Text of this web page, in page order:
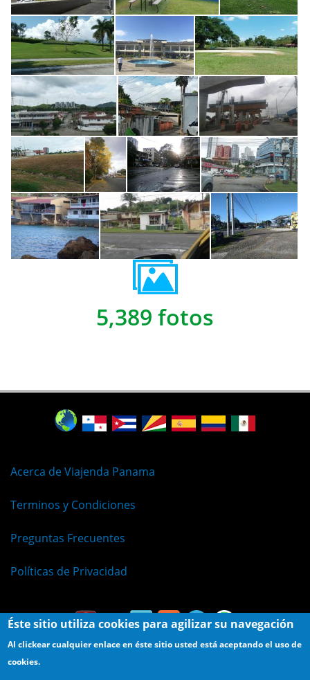
5,389 fotos
Acerca de Viajenda Panama
Terminos y Condiciones
Preguntas Frecuentes
Políticas de Privacidad
Éste sitio utiliza cookies para agilizar su navegación
Al clickear cualquier enlace en éste sitio usted está aceptando el uso de
cookies.